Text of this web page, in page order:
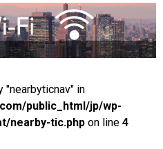
"nearbyticnav" in
public_html/jp/wp-
nearby-tic.php on line 4